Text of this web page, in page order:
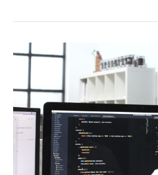
是网站建设和运营过程中特有
呢？ 首先，流行风格的网
走的是低端路线。热门网站一